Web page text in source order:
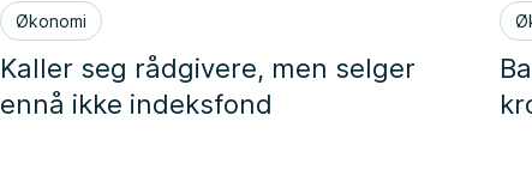
Økonomi
Kaller seg rådgivere, men selger
ennå ikke indeksfond